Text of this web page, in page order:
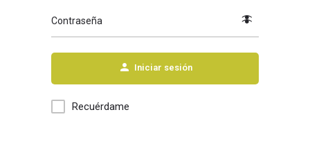
Contraseña
Iniciar sesión
Recuérdame